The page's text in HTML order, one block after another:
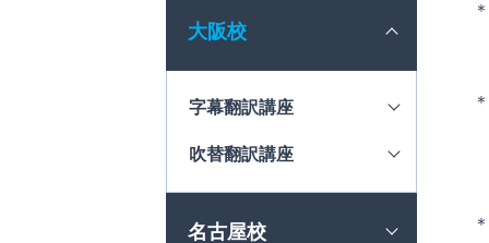
大阪校
字幕翻訳講座
吹替翻訳講座
名古屋校